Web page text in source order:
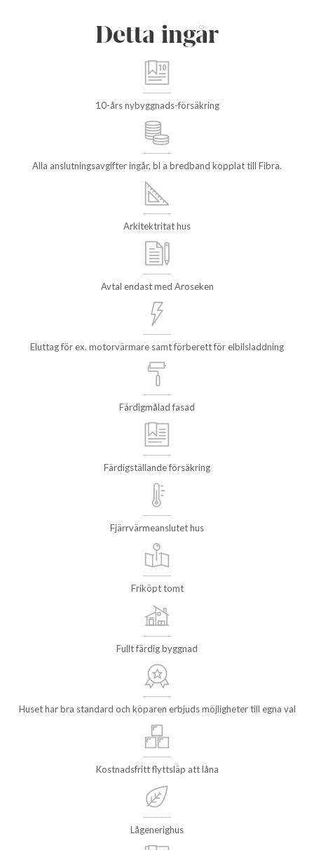
Detta ingår
10-års nybyggnads-försäkring
Alla anslutningsavgifter ingår, bl a bredband kopplat till Fibra.
Arkitektritat hus
Avtal endast med Aroseken
Eluttag för ex. motorvärmare samt förberett för elbilsladdning
Färdigmålad fasad
Färdigställande försäkring
Fjärrvärmeanslutet hus
Friköpt tomt
Fullt färdig byggnad
Huset har bra standard och köparen erbjuds möjligheter till egna val
Kostnadsfritt flyttsläp att låna
Lågenerighus